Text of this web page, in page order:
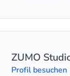
ZUMO
Profil besuchen